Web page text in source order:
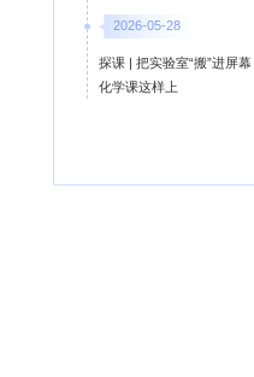
2026-05-28
探课 | 把实验室“搬”进屏
化学课这样上